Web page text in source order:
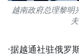
越南政府总理黎明
·据越通社驻俄罗